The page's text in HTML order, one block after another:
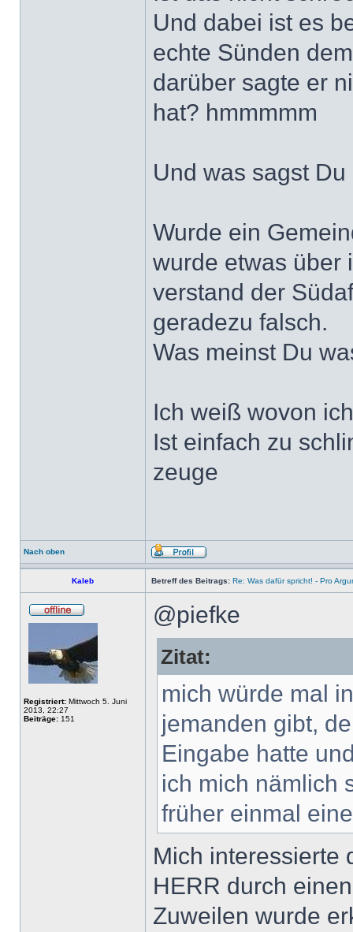
Und dabei ist es
echte Sünden
darüber sagte er
hat? hmmmmm
Und was sagst
Wurde ein
wurde etwas über
verstand der
geradezu falsch.
Was meinst Du
Ich weiß wovon
Ist einfach zu
zeuge
Nach oben
Kaleb Betreff des Beitrags: Re: Was dafür spricht! - Pro
Registriert: Mittwoch 5. Juni
2013, 22:27
Beiträge: 151
@piefke
Zitat:
mich würde mal
jemanden gibt,
Eingabe hatte
ich mich nämlich
früher einmal
Mich interessierte
HERR durch
Zuweilen wurde